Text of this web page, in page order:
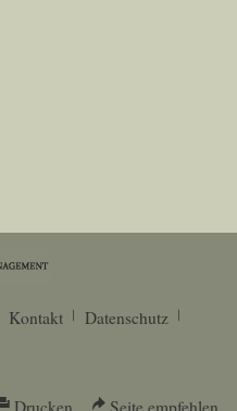
Kontakt
Datenschutz
Drucken Seite empfehlen